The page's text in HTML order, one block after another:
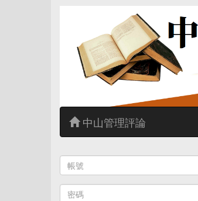
中山管理評論